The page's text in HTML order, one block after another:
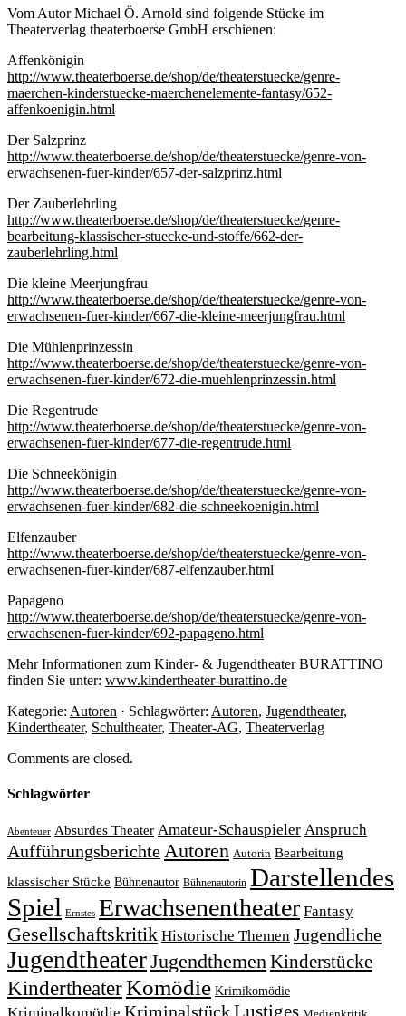
Vom Autor Michael Ö. Arnold sind folgende Stücke im
Theaterverlag theaterboerse GmbH erschienen:
Affenkönigin
http://www.theaterboerse.de/shop/de/theaterstuecke/genre-
maerchen-kinderstuecke-maerchenelemente-fantasy/652-
affenkoenigin.html
Der Salzprinz
http://www.theaterboerse.de/shop/de/theaterstuecke/genre-von-
erwachsenen-fuer-kinder/657-der-salzprinz.html
Der Zauberlehrling
http://www.theaterboerse.de/shop/de/theaterstuecke/genre-
bearbeitung-klassischer-stuecke-und-stoffe/662-der-
zauberlehrling.html
Die kleine Meerjungfrau
http://www.theaterboerse.de/shop/de/theaterstuecke/genre-von-
erwachsenen-fuer-kinder/667-die-kleine-meerjungfrau.html
Die Mühlenprinzessin
http://www.theaterboerse.de/shop/de/theaterstuecke/genre-von-
erwachsenen-fuer-kinder/672-die-muehlenprinzessin.html
Die Regentrude
http://www.theaterboerse.de/shop/de/theaterstuecke/genre-von-
erwachsenen-fuer-kinder/677-die-regentrude.html
Die Schneekönigin
http://www.theaterboerse.de/shop/de/theaterstuecke/genre-von-
erwachsenen-fuer-kinder/682-die-schneekoenigin.html
Elfenzauber
http://www.theaterboerse.de/shop/de/theaterstuecke/genre-von-
erwachsenen-fuer-kinder/687-elfenzauber.html
Papageno
http://www.theaterboerse.de/shop/de/theaterstuecke/genre-von-
erwachsenen-fuer-kinder/692-papageno.html
Mehr Informationen zum Kinder- & Jugendtheater BURATTINO
finden Sie unter: www.kindertheater-burattino.de
Kategorie: Autoren · Schlagwörter: Autoren, Jugendtheater,
Kindertheater, Schultheater, Theater-AG, Theaterverlag
Comments are closed.
Schlagwörter
Abenteuer Absurdes Theater Amateur-Schauspieler Anspruch
AufführungsberichteAutoren Autorin Bearbeitung
klassischer Stücke Bühnenautor Bühnenautorin Darstellendes
Spiel Ernstes Erwachsenentheater Fantasy
Gesellschaftskritik Historische Themen Jugendliche
JugendtheaterJugendthemenKinderstücke
KindertheaterKomödie Krimikomödie
Kriminalstück